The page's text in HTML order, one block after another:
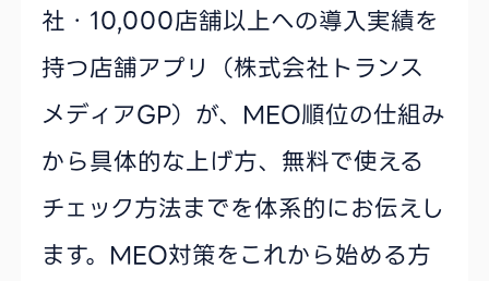
社・10,000店舗以上への導入実績を
持つ店舗アプリ（株式会社トランス
メディアGP）が、MEO順位の仕組み
から具体的な上げ方、無料で使える
チェック方法までを体系的にお伝えし
ます。MEO対策をこれから始める方